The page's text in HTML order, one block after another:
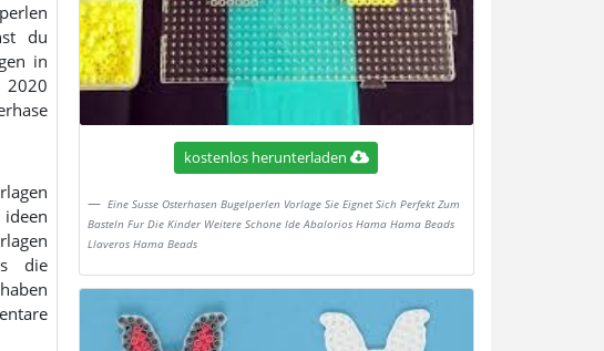
in
kostenlos herunterladen
Eine Susse Osterhasen Bugelperlen Vorlage Sie Eignet Sich Perfekt Zum
Basteln Fur Die Kinder Weitere Schone Ide Abalorios Hama Hama Beads
Llaveros Hama Beads